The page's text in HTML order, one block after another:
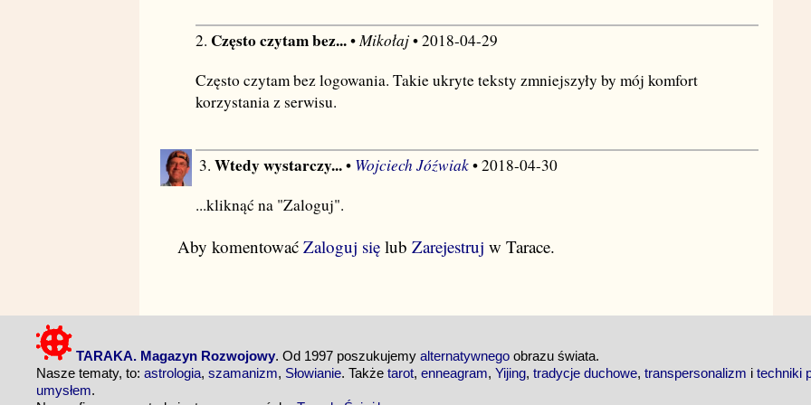
2. Często czytam bez...•Mikołaj• 2018-04-29
Często czytam bez logowania. Takie ukryte teksty zmniejszyły by mój komfort
korzystania z serwisu.
3. Wtedy wystarczy...• Wojciech Jóźwiak• 2018-04-30
...kliknąć na "Zaloguj".
Aby komentować Zaloguj się lub Zarejestruj w Tarace.
TARAKA. Magazyn Rozwojowy. Od 1997 poszukujemy alternatywnego obrazu świata.
Nasze tematy, to: astrologia, szamanizm, Słowianie. Także tarot, enneagram, Yijing, tradycje duchowe, transpersonalizm i techniki
umysłem.